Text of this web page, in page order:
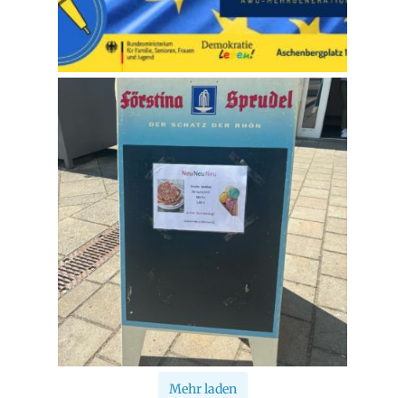
Mehr laden